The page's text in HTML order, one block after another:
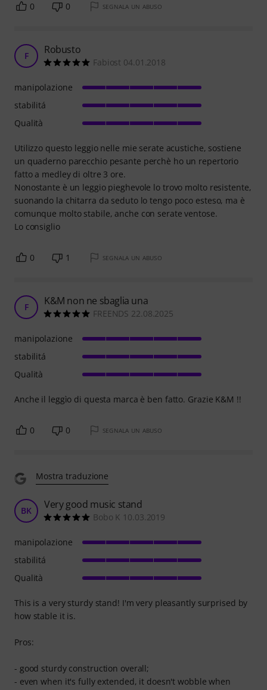
0 0 SEGNALA UN ABUSO
F Robusto
Fabiost 04.01.2018
Utilizzo questo leggio nelle mie serate acustiche, sostiene
un quaderno parecchio pesante perchè ho un repertorio
fatto a medley di oltre 3 ore.
Nonostante è un leggio pieghevole lo trovo molto resistente,
suonando la chitarra da seduto lo tengo poco esteso, ma è
comunque molto stabile, anche con serate ventose.
Lo consiglio
manipolazione
stabilitá
Qualità
0 1 SEGNALA UN ABUSO
F K&M non ne sbaglia una
FREENDS 22.08.2025
Anche il leggìo di questa marca è ben fatto. Grazie K&M !!
manipolazione
stabilitá
Qualità
0 0 SEGNALA UN ABUSO
Mostra traduzione
BK Very good music stand
Bobo K 10.03.2019
This is a very sturdy stand! I'm very pleasantly surprised by
how stable it is.
Pros:
- good sturdy construction overall;
- even when it's fully extended, it doesn't wobble when
manipolazione
stabilitá
Qualità